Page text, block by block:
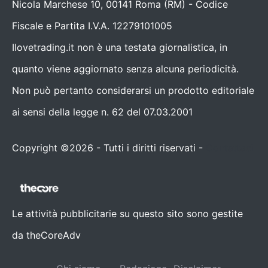
Nicola Marchese 10, 00141 Roma (RM) - Codice
Fiscale e Partita I.V.A. 12279101005
Ilovetrading.it non è una testata giornalistica, in
quanto viene aggiornato senza alcuna periodicità.
Non può pertanto considerarsi un prodotto editoriale
ai sensi della legge n. 62 del 07.03.2001
Copyright ©2026 - Tutti i diritti riservati -
Le attività pubblicitarie su questo sito sono gestite
da theCoreAdv